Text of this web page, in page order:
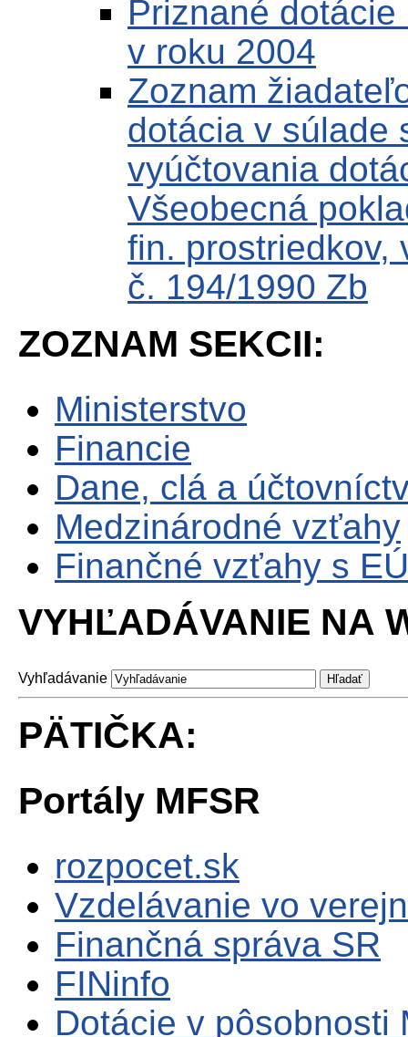
Priznané
v roku 2004
Zoznam
dotácia v súlade
vyúčtovania
Všeobecná
fin. prostriedkov,
č. 194/1990 Zb
ZOZNAM SEKCII:
Ministerstvo
Financie
Dane, clá a
Medzinárodné vzťahy
Finančné vzťahy s EÚ
VYHĽADÁVANIE NA
Vyhľadávanie
PÄTIČKA:
Portály MFSR
rozpocet.sk
Vzdelávanie vo
Finančná správa SR
FINinfo
Dotácie v pôsobnosti